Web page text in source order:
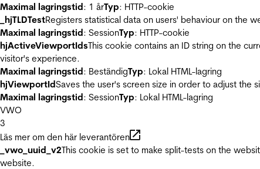
Maximal lagringstid: 1 årTyp: HTTP-cookie
_hjTLDTestRegisters statistical data on users' behaviour on the
Maximal lagringstid: SessionTyp: HTTP-cookie
hjActiveViewportIdsThis cookie contains an ID string on the
visitor's experience.
Maximal lagringstid: BeständigTyp: Lokal HTML-lagring
hjViewportIdSaves the user's screen size in order to adjust the
Maximal lagringstid: SessionTyp: Lokal HTML-lagring
VWO
3
Läs mer om den här leverantören
_vwo_uuid_v2This cookie is set to make split-tests on the
website.